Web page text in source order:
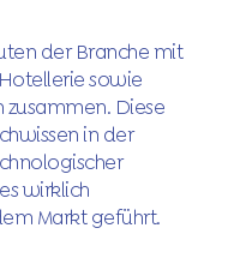
der Branche mit
sowie
Diese
in der
wirklich
Markt geführt.